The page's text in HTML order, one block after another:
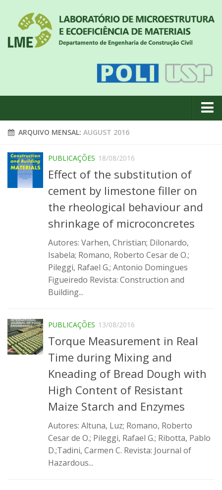
Quem somos
Geral
Projetos de pesquisa
Materiais cimentícios ecoeficientes
Ecologia Industrial na Construção Civil
Durabilidade & vida útil das construções
Reologia e reometria de suspensões concentradas
Iniciativas
INCT (CEMtec)
EMBRAPII (MCE)
Revestimentos frios (CBSF)
Projeto Crescimento
SBTA 2017
ARQUIVO MENSAL: AUGUST 2016
PUBLICAÇÕES 18/08/2016
Effect of the substitution of
cement by limestone filler on
the rheological behaviour and
shrinkage of microconcretes
Autores: Varhen, Christian; Dilonardo,
Isabela; Romano, Roberto Cesar de O.;
Pileggi, Rafael G.; Antonio Domingues
Figueiredo Revista: Construction and
Building...
PUBLICAÇÕES 13/08/2016
Torque Measurement in Real
Time during Mixing and
Kneading of Bread Dough with
High Content of Resistant
Maize Starch and Enzymes
Autores: Altuna, Luz; Romano, Roberto
Cesar de O.; Pileggi, Rafael G.; Ribotta, Pablo
D.;Tadini, Carmen C. Revista: Journal of
Hazardous...